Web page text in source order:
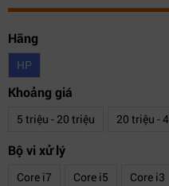
Hãng
HP
Khoảng giá
5 triệu - 20 triệu 20 triệu -
20 triệu - 25 triệu
35 triệu - 40 triệu
40 triệu
Bộ vi xử lý
Core i7 Core i5 Core i3